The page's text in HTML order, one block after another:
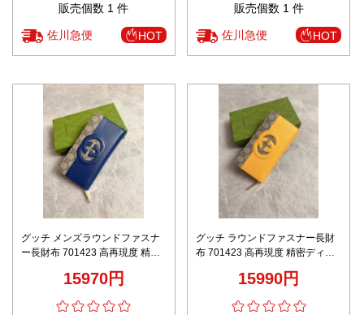
販売個数 1 件
佐川急便 HOT
販売個数 1 件
佐川急便 HOT
グッチ メンズラウンドファスナ
ー長財布 701423 高再現度 精密
ー満足保証 安心の日本倉庫
15970円
グッチ ラウンドファスナー長財
布 701423 高再現度 精密ディテ
保証 安心の日本倉庫
15990円